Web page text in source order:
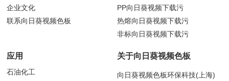
企业文化
联系向日葵视频色板
PP向日葵视频下载污
热熔向日葵视频下载污
非标向日葵视频下载污
应用
石油化工
关于向日葵视频色板
向日葵视频色板环保科技(上海)